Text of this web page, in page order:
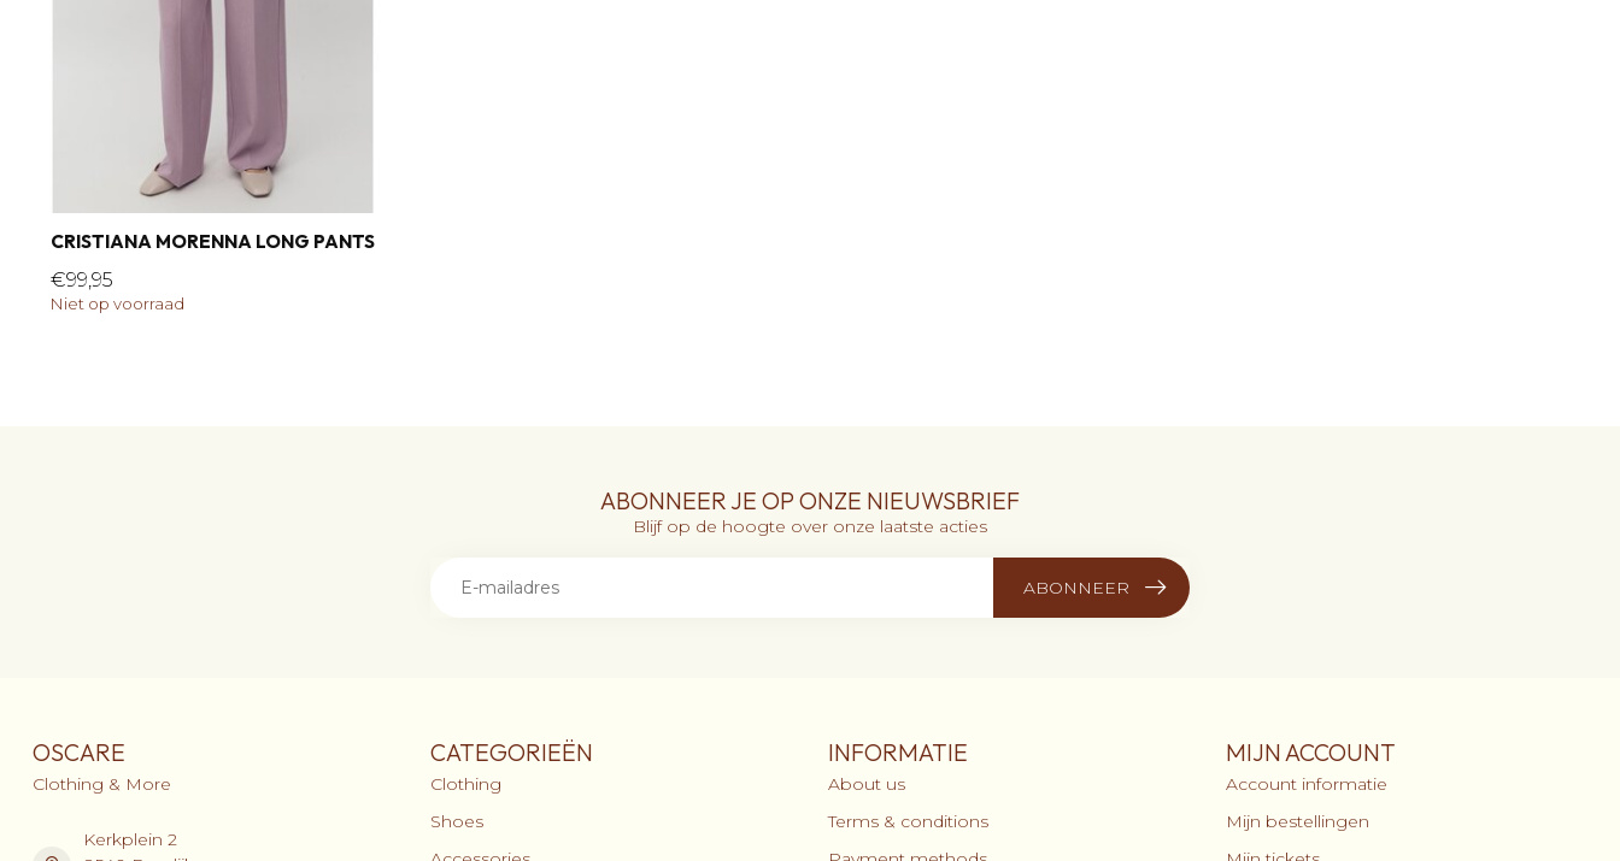
CRISTIANA MORENNA LONG PANTS
€99,95
Niet op voorraad
ABONNEER JE OP ONZE NIEUWSBRIEF
Blijf op de hoogte over onze laatste acties
ABONNEER
OSCARE
Clothing & More
Kerkplein 2
CATEGORIEËN
Clothing
Shoes
INFORMATIE
About us
Terms & conditions
MIJN ACCOUNT
Account informatie
Mijn bestellingen